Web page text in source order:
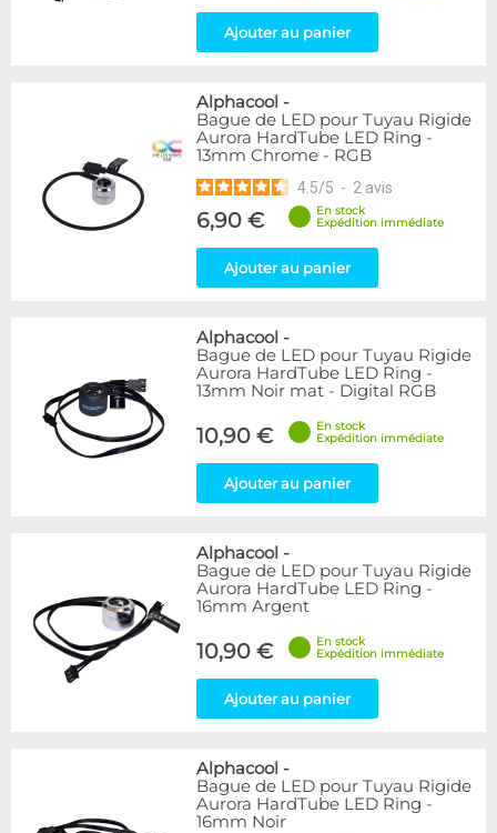
17
2
15
3
Mayhems
12
Monsoon
3
Tygon
XSPC
7
9
15
Plexi
5
Rouge
Transparent
40
Vert
Disponibilité / Promotions
Articles en promotions
Appliquer
Ajouter au panier
Alphacool -
Bague de LED pour Tuyau Rigide
Aurora HardTube LED Ring -
13mm Chrome - RGB
4.5/5 - 2 avis
6,90 €
En stock
Expédition immédiate
Ajouter au panier
Alphacool -
Bague de LED pour Tuyau Rigide
Aurora HardTube LED Ring -
13mm Noir mat - Digital RGB
10,90 €
En stock
Expédition immédiate
Ajouter au panier
Alphacool -
Bague de LED pour Tuyau Rigide
Aurora HardTube LED Ring -
16mm Argent
10,90 €
En stock
Expédition immédiate
Ajouter au panier
Alphacool -
Bague de LED pour Tuyau Rigide
Aurora HardTube LED Ring -
16mm Noir